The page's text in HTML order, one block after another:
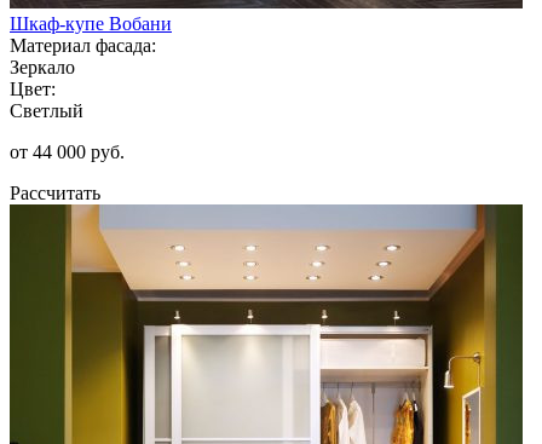
Шкаф-купе Вобани
Материал фасада:
Зеркало
Цвет:
Светлый
от 44 000 руб.
Рассчитать